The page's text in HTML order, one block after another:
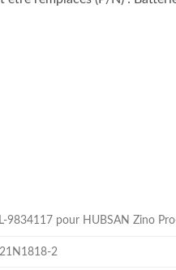
9834117 pour HUBSAN Zino
2